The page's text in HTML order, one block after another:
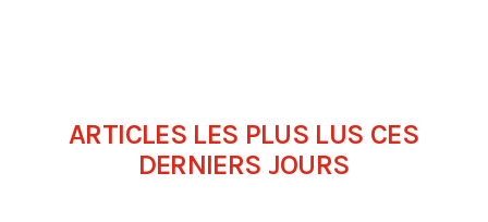
ARTICLES LES PLUS LUS CES
DERNIERS JOURS